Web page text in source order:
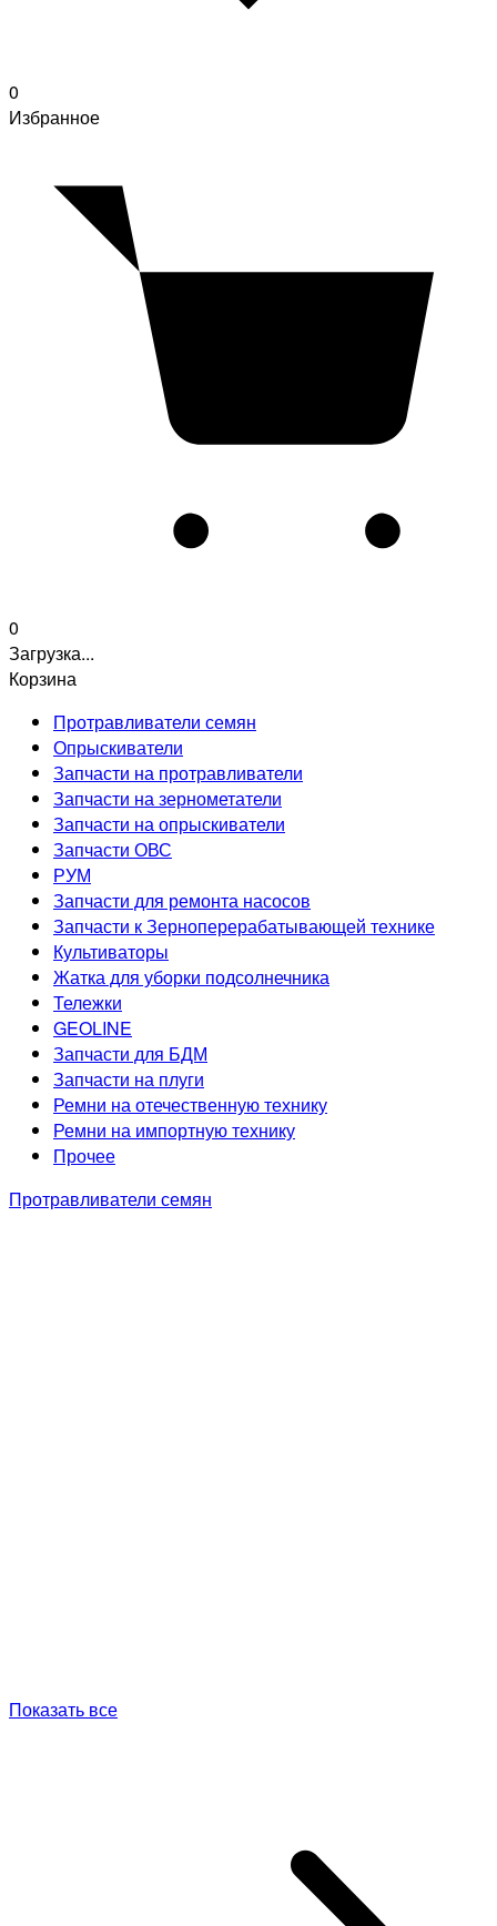
0
Избранное
0
Загрузка...
Корзина
Протравливатели семян
Опрыскиватели
Запчасти на протравливатели
Запчасти на зернометатели
Запчасти на опрыскиватели
Запчасти ОВС
РУМ
Запчасти для ремонта насосов
Запчасти к Зерноперерабатывающей технике
Культиваторы
Жатка для уборки подсолнечника
Тележки
GEOLINE
Запчасти для БДМ
Запчасти на плуги
Ремни на отечественную технику
Ремни на импортную технику
Прочее
Протравливатели семян
Показать все